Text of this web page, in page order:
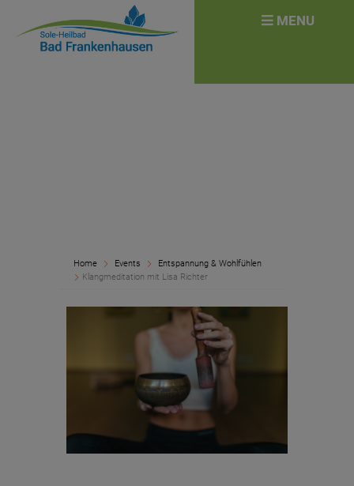
Home Events
Entspannung & Wohlfühlen
Klangmeditation mit Lisa Richter
for: